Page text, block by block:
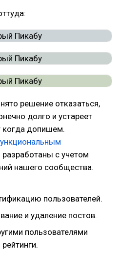
решение отказаться,
долго и устареет
когда допишем.
с учетом
нашего сообщества.
пользователей.
и удаление постов.
пользователями